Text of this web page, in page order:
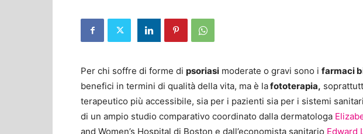
Per chi soffre di forme di psoriasi moderate o gravi sono i farmaci
benefici in termini di qualità della vita, ma è lafototerapia,
terapeutico più accessibile, sia per i pazienti sia per i sistemi
di un ampio studio comparativo coordinato dalla dermatologa
and Women’s Hospital di Boston e dall’economista sanitario Edward